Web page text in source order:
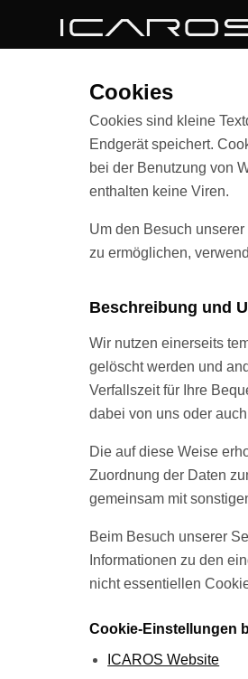
Cookies
Cookies sind kleine
Endgerät speichert.
bei der Benutzung von
enthalten keine Viren.
Um den Besuch
zu ermöglichen,
Beschreibung und
Wir nutzen einerseits
gelöscht werden und
Verfallszeit für Ihre
dabei von uns oder
Die auf diese Weise
Zuordnung der Daten
gemeinsam mit
Beim Besuch unserer
Informationen zu den
nicht essentiellen
Cookie-Einstellungen
ICAROS Website